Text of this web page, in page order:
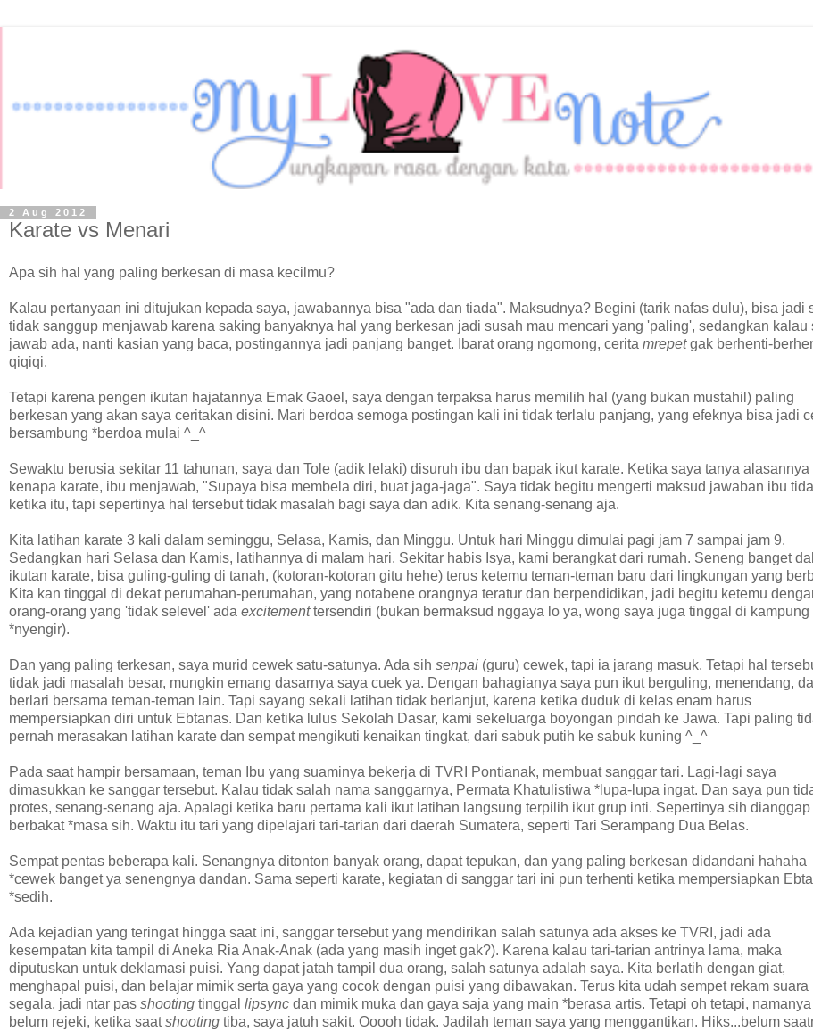
2 Aug 2012
Karate vs Menari
Apa sih hal yang paling berkesan di masa kecilmu?
Kalau pertanyaan ini ditujukan kepada saya, jawabannya bisa "ada dan tiada". Maksudnya? Begini (tarik nafas dulu), bisa jadi
tidak sanggup menjawab karena saking banyaknya hal yang berkesan jadi susah mau mencari yang 'paling', sedangkan kalau
jawab ada, nanti kasian yang baca, postingannya jadi panjang banget. Ibarat orang ngomong, cerita mrepetgak berhenti-
qiqiqi.
Tetapi karena pengen ikutan hajatannya Emak Gaoel, saya dengan terpaksa harus memilih hal (yang bukan mustahil) paling
berkesan yang akan saya ceritakan disini. Mari berdoa semoga postingan kali ini tidak terlalu panjang, yang efeknya bisa jadi
bersambung *berdoa mulai ^_^
Sewaktu berusia sekitar 11 tahunan, saya dan Tole (adik lelaki) disuruh ibu dan bapak ikut karate. Ketika saya tanya alasannya
kenapa karate, ibu menjawab, "Supaya bisa membela diri, buat jaga-jaga". Saya tidak begitu mengerti maksud jawaban ibu
ketika itu, tapi sepertinya hal tersebut tidak masalah bagi saya dan adik. Kita senang-senang aja.
Kita latihan karate 3 kali dalam seminggu, Selasa, Kamis, dan Minggu. Untuk hari Minggu dimulai pagi jam 7 sampai jam 9.
Sedangkan hari Selasa dan Kamis, latihannya di malam hari. Sekitar habis Isya, kami berangkat dari rumah. Seneng banget
ikutan karate, bisa guling-guling di tanah, (kotoran-kotoran gitu hehe) terus ketemu teman-teman baru dari lingkungan yang
Kita kan tinggal di dekat perumahan-perumahan, yang notabene orangnya teratur dan berpendidikan, jadi begitu ketemu
orang-orang yang 'tidak selevel' ada excitementtersendiri (bukan bermaksud nggaya lo ya, wong saya juga tinggal di kampung
*nyengir).
Dan yang paling terkesan, saya murid cewek satu-satunya. Ada sih senpai (guru) cewek, tapi ia jarang masuk. Tetapi hal
tidak jadi masalah besar, mungkin emang dasarnya saya cuek ya. Dengan bahagianya saya pun ikut berguling, menendang,
berlari bersama teman-teman lain. Tapi sayang sekali latihan tidak berlanjut, karena ketika duduk di kelas enam harus
mempersiapkan diri untuk Ebtanas. Dan ketika lulus Sekolah Dasar, kami sekeluarga boyongan pindah ke Jawa. Tapi paling
pernah merasakan latihan karate dan sempat mengikuti kenaikan tingkat, dari sabuk putih ke sabuk kuning ^_^
Pada saat hampir bersamaan, teman Ibu yang suaminya bekerja di TVRI Pontianak, membuat sanggar tari. Lagi-lagi saya
dimasukkan ke sanggar tersebut. Kalau tidak salah nama sanggarnya, Permata Khatulistiwa *lupa-lupa ingat. Dan saya pun
protes, senang-senang aja. Apalagi ketika baru pertama kali ikut latihan langsung terpilih ikut grup inti. Sepertinya sih dianggap
berbakat *masa sih. Waktu itu tari yang dipelajari tari-tarian dari daerah Sumatera, seperti Tari Serampang Dua Belas.
Sempat pentas beberapa kali. Senangnya ditonton banyak orang, dapat tepukan, dan yang paling berkesan didandani hahaha
*cewek banget ya senengnya dandan. Sama seperti karate, kegiatan di sanggar tari ini pun terhenti ketika mempersiapkan
*sedih.
Ada kejadian yang teringat hingga saat ini, sanggar tersebut yang mendirikan salah satunya ada akses ke TVRI, jadi ada
kesempatan kita tampil di Aneka Ria Anak-Anak (ada yang masih inget gak?). Karena kalau tari-tarian antrinya lama, maka
diputuskan untuk deklamasi puisi. Yang dapat jatah tampil dua orang, salah satunya adalah saya. Kita berlatih dengan giat,
menghapal puisi, dan belajar mimik serta gaya yang cocok dengan puisi yang dibawakan. Terus kita udah sempet rekam suara
segala, jadi ntar pas shooting tinggal lipsync dan mimik muka dan gaya saja yang main *berasa artis. Tetapi oh tetapi, namanya
belum rejeki, ketika saatshooting tiba, saya jatuh sakit. Ooooh tidak. Jadilah teman saya yang menggantikan. Hiks...belum